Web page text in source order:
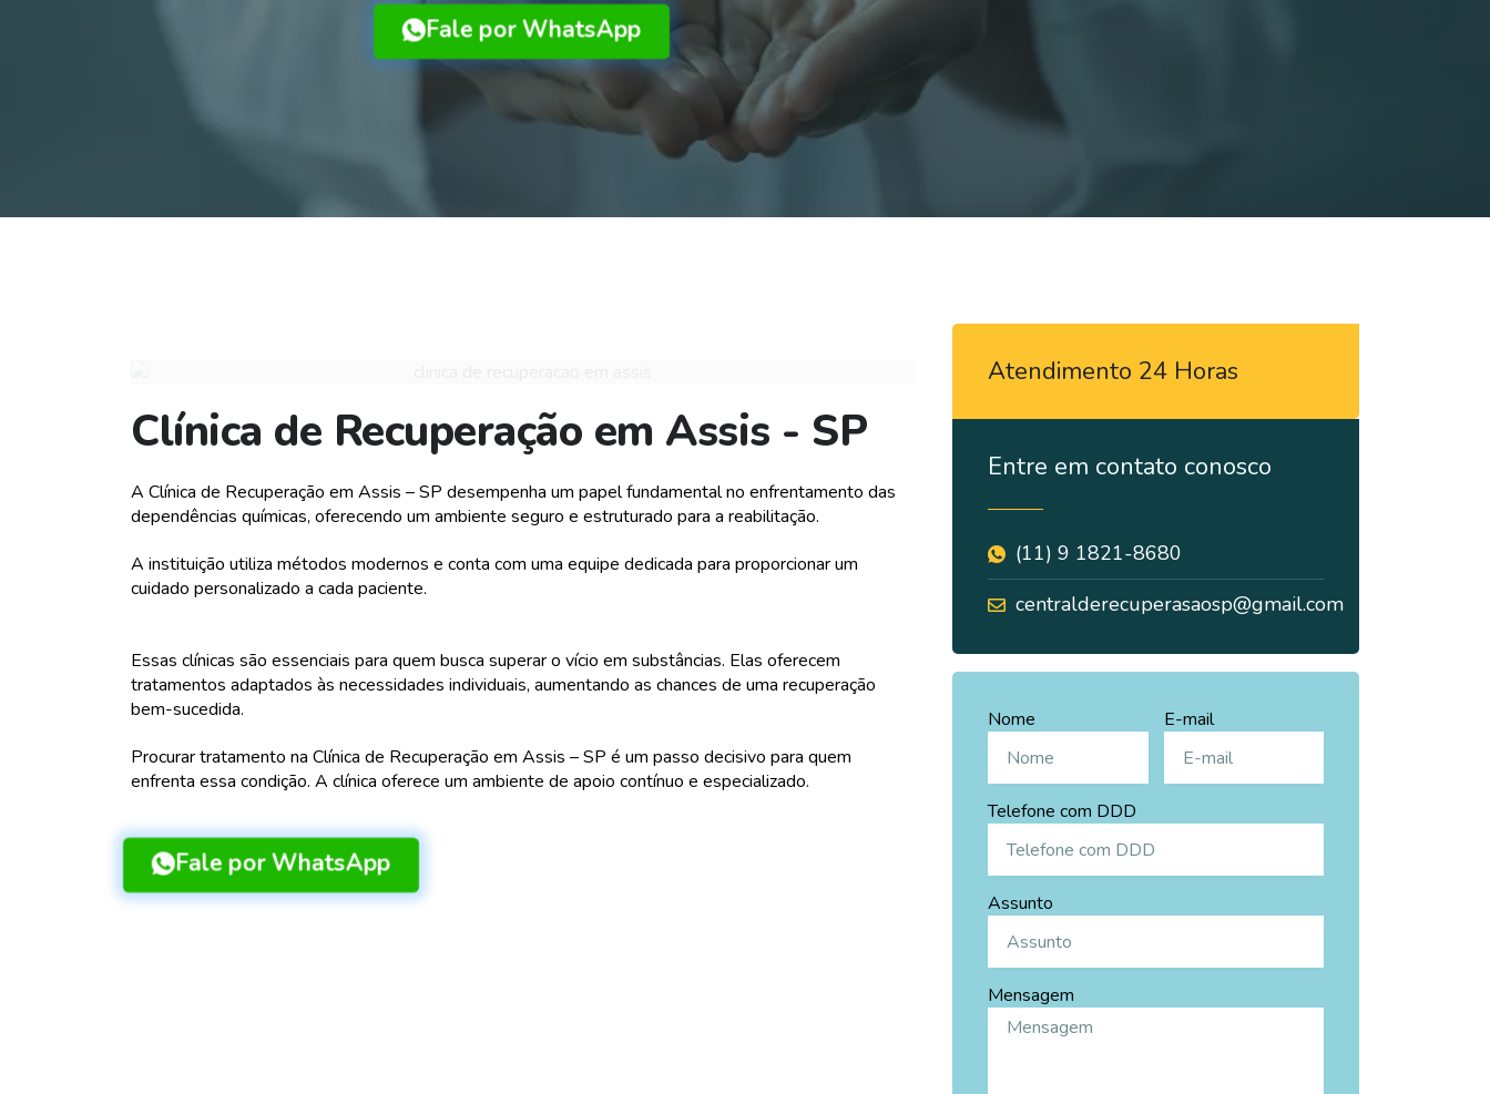
Fale por WhatsApp
Clínica de Recuperação em Assis - SP
A Clínica de Recuperação em Assis – SP desempenha um papel fundamental no enfrentamento das
dependências químicas, oferecendo um ambiente seguro e estruturado para a reabilitação.
A instituição utiliza métodos modernos e conta com uma equipe dedicada para proporcionar um
cuidado personalizado a cada paciente.
Essas clínicas são essenciais para quem busca superar o vício em substâncias. Elas oferecem
tratamentos adaptados às necessidades individuais, aumentando as chances de uma recuperação
bem-sucedida.
Procurar tratamento na Clínica de Recuperação em Assis – SP é um passo decisivo para quem
enfrenta essa condição. A clínica oferece um ambiente de apoio contínuo e especializado.
Fale por WhatsApp
Atendimento 24 Horas
Entre em contato conosco
(11) 9 1821-8680
centralderecuperasaosp@gmail.com
Nome E-mail
Telefone com DDD
Assunto
Mensagem